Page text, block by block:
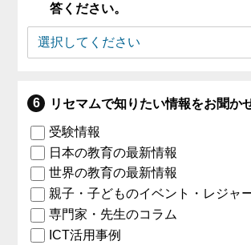
答ください。
リセマムで知りたい情報をお聞か
受験情報
日本の教育の最新情報
世界の教育の最新情報
親子・子どものイベント・レジャ
専門家・先生のコラム
ICT活用事例